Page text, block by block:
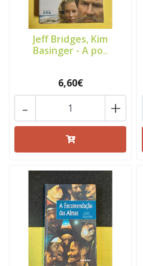
Jeff Bridges, Kim
Basinger - A po..
6,60€
+
-